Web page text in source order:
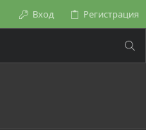
Вход Регистрация